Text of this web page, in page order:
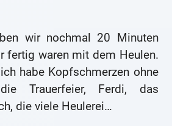
wir nochmal 20 Minuten
fertig waren mit dem Heulen.
habe Kopfschmerzen ohne
Trauerfeier, Ferdi, das
die viele Heulerei…